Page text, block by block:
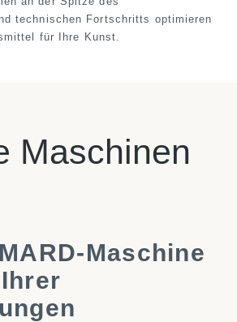
technischen Fortschritts optimieren
für Ihre Kunst.
Maschinen
Maschine